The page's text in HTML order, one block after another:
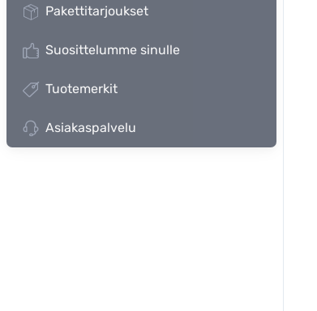
Pakettitarjoukset
Suosittelumme sinulle
Tuotemerkit
Asiakaspalvelu